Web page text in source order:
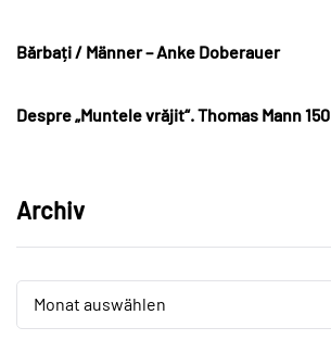
Bărbați / Männer – Anke Doberauer
Despre „Muntele vrăjit“. Thomas Mann 150
Archiv
Monat auswählen
Archiv